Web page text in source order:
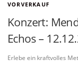
VORVERKAUF
Konzert:
Echos –
Erlebe ein kraftvolles